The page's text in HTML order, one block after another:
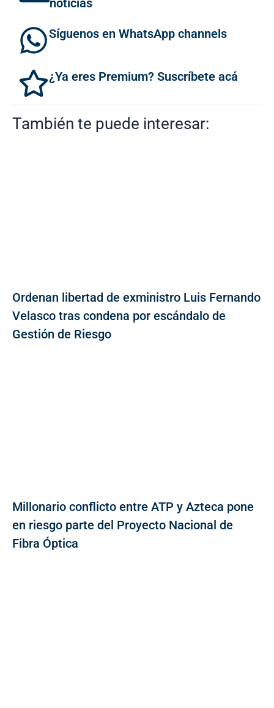
noticias
Síguenos en WhatsApp channels
¿Ya eres Premium? Suscríbete acá
También te puede interesar:
Ordenan libertad de exministro Luis Fernando
Velasco tras condena por escándalo de
Gestión de Riesgo
Millonario conflicto entre ATP y Azteca pone
en riesgo parte del Proyecto Nacional de
Fibra Óptica